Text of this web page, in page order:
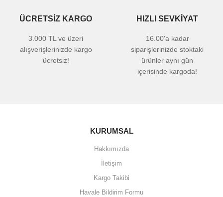
ÜCRETSİZ KARGO
3.000 TL ve üzeri
alışverişlerinizde kargo
ücretsiz!
HIZLI SEVKİYAT
16.00'a kadar
siparişlerinizde stoktaki
ürünler aynı gün
içerisinde kargoda!
KURUMSAL
Hakkımızda
İletişim
Kargo Takibi
Havale Bildirim Formu